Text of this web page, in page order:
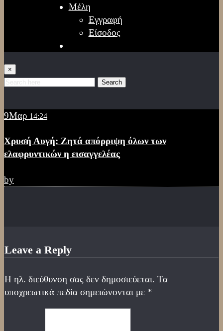
Μέλη
Εγγραφή
Είσοδος
×
Search
9Μαρ 14:24
Χρυσή Αυγή: Ζητά απόρριψη όλων των
ελαφρυντικών η εισαγγελέας
by
Leave a Reply
Η ηλ. διεύθυνση σας δεν δημοσιεύεται. Τα
υποχρεωτικά πεδία σημειώνονται με *